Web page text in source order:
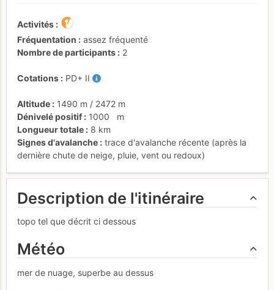
Activités
Fréquentation
assez fréquenté
Nombre de participants
2
Cotations PD+ II
Altitude 1490 m / 2472 m
Dénivelé positif
1000
m
Longueur totale
8 km
Signes d'avalanche
trace d'avalanche récente (après la
dernière chute de neige, pluie, vent ou redoux)
Description de l'itinéraire
topo tel que décrit ci dessous
Météo
mer de nuage, superbe au dessus